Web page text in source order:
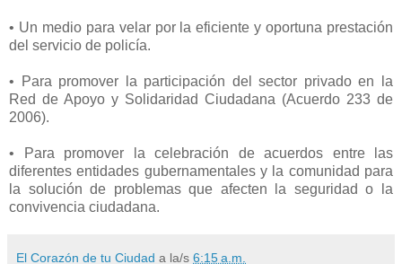
• Un medio para velar por la eficiente y oportuna prestación
del servicio de policía.
• Para promover la participación del sector privado en la
Red de Apoyo y Solidaridad Ciudadana (Acuerdo 233 de
2006).
• Para promover la celebración de acuerdos entre las
diferentes entidades gubernamentales y la comunidad para
la solución de problemas que afecten la seguridad o la
convivencia ciudadana.
El Corazón de tu Ciudad a la/s 6:15 a.m.